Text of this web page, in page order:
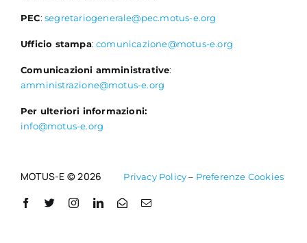
PEC: segretariogenerale@pec.motus-e.org
Ufficio stampa:comunicazione@motus-e.org
Comunicazioni amministrative:
amministrazione@motus-e.org
Per ulteriori informazioni:
info@motus-e.org
MOTUS-E © 2026 Privacy Policy– Preferenze Cookies